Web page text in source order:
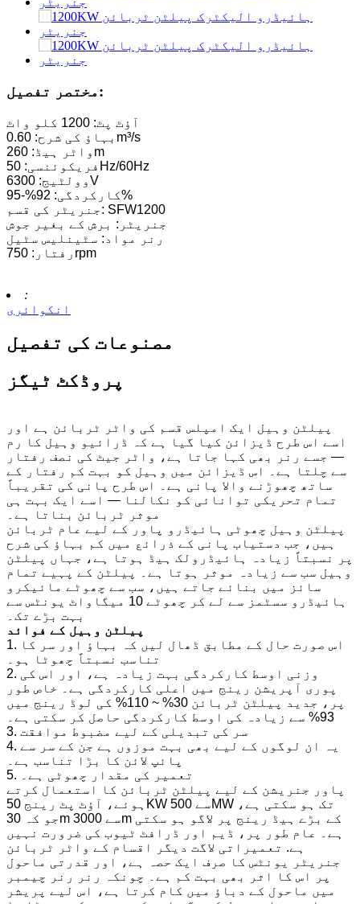
مختصر تفصیل:
آؤٹ پٹ: 1200 کلو واٹ
بہاؤ کی شرح: 0.60m³/s
واٹر ہیڈ: 260m
فریکوئنسی: 50Hz/60Hz
وولٹیج: 6300V
کارکردگی: 92%-95%
جنریٹر کی قسم: SFW1200
جنریٹر: برش کے بغیر جوش
رنر مواد: سٹینلیس سٹیل
رفتار: 750rpm
:
انکوائری
مصنوعات کی تفصیل
پروڈکٹ ٹیگز
پیلٹن وہیل ایک امپلس قسم کی واٹر ٹربائن ہے اور
اسے اس طرح ڈیزائن کیا گیا ہے کہ ڈرائیو وہیل کا رم
— جسے رنر بھی کہا جاتا ہے، واٹر جیٹ کی نصف رفتار
سے چلتا ہے۔ اس ڈیزائن میں وہیل کو بہت کم رفتار کے
ساتھ چھوڑنے والا پانی ہے۔ اس طرح پانی کی تقریباً
تمام تحریکی توانائی کو نکالنا — اسے ایک بہت ہی
موثر ٹربائن بناتا ہے۔
پیلٹن وہیل چھوٹی ہائیڈرو پاور کے لیے عام ٹربائن
ہیں، جب دستیاب پانی کے ذرائع میں کم بہاؤ کی شرح
پر نسبتاً زیادہ ہائیڈرولک ہیڈ ہوتا ہے، جہاں پیلٹن
وہیل سب سے زیادہ موثر ہوتا ہے۔ پیلٹن کے پہیے تمام
سائز میں بنائے جاتے ہیں، سب سے چھوٹے مائیکرو
ہائیڈرو سسٹمز سے لے کر چھوٹے 10 میگاواٹ یونٹس سے
بہت بڑے تک۔
پیلٹن وہیل کے فوائد
1. اس صورت حال کے مطابق ڈھال لیں کہ بہاؤ اور سر کا
تناسب نسبتاً چھوٹا ہو۔
2. وزنی اوسط کارکردگی بہت زیادہ ہے، اور اس کی
پوری آپریشن رینج میں اعلی کارکردگی ہے۔ خاص طور
پر، جدید پیلٹن ٹربائن 30% ~ 110% کی لوڈ رینج میں
93% سے زیادہ کی اوسط کارکردگی حاصل کر سکتی ہے۔
3. سر کی تبدیلی کے لیے مضبوط موافقت
4. یہ ان لوگوں کے لیے بھی بہت موزوں ہے جن کے سر سے
پائپ لائن کا بڑا تناسب ہے۔
5. تعمیر کی مقدار چھوٹی ہے۔
پاور جنریشن کے لیے پیلٹن ٹربائن کا استعمال کرتے
ہوئے، آؤٹ پٹ رینج 50KW سے 500MW تک ہو سکتی ہے،
جو کہ 30m سے 3000m کے بڑے ہیڈ رینج پر لاگو ہو سکتی
ہے۔ عام طور پر، ڈیم اور ڈرافٹ ٹیوب کی ضرورت نہیں
ہے. تعمیراتی لاگت دیگر اقسام کے واٹر ٹربائن
جنریٹر یونٹس کا صرف ایک حصہ ہے، اور قدرتی ماحول
پر اس کا اثر بھی بہت کم ہے۔ چونکہ رنر رنر چیمبر
میں ماحول کے دباؤ میں کام کرتا ہے، اس لیے پریشر